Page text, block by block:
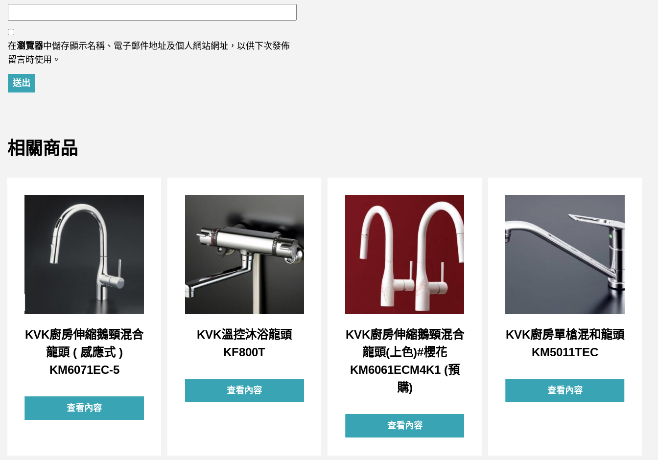
在瀏覽器中儲存顯示名稱、電子郵件地址及個人網站網址，以供下次發佈
留言時使用。
相關商品
KVK廚房伸縮鵝頸混合
龍頭 ( 感應式 )
KM6071EC-5
查看內容
KVK溫控沐浴龍頭
KF800T
查看內容
KVK廚房伸縮鵝頸混合
龍頭(上色)#櫻花
KM6061ECM4K1 (預
購)
查看內容
KVK廚房單槍混和龍頭
KM5011TEC
查看內容